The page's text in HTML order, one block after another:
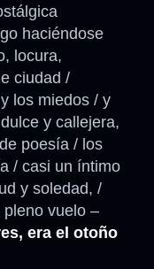
haciéndose
locura,
ciudad /
los miedos / y
y callejera,
poesía / los
/ casi un íntimo
y soledad, /
vuelo –
era el otoño